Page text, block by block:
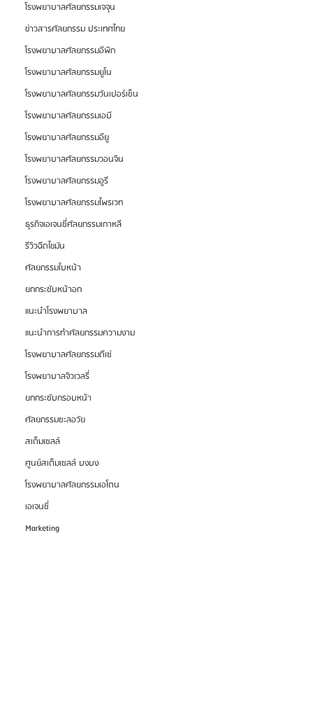
โรงพยาบาลศัลยกรรมเจจุน
ข่าวสารศัลยกรรม ประเทศไทย
โรงพยาบาลศัลยกรรมอีพิก
โรงพยาบาลศัลยกรรมยูโน
โรงพยาบาลศัลยกรรมวันเปอร์เซ็น
โรงพยาบาลศัลยกรรมเอบี
โรงพยาบาลศัลยกรรมอียู
โรงพยาบาลศัลยกรรมวอนจิน
โรงพยาบาลศัลยกรรมอูรี
โรงพยาบาลศัลยกรรมไพรเวท
ธุรกิจเอเจนซี่ศัลยกรรมเกาหลี
รีวิวฉีดไขมัน
ศัลยกรรมใบหน้า
ยกกระชับหน้าอก
แนะนำโรงพยาบาล
แนะนำการทำศัลยกรรมความงาม
โรงพยาบาลศัลยกรรมดีเซ่
โรงพยาบาลจิวเวลรี่
ยกกระชับกรอบหน้า
ศัลยกรรมชะลอวัย
สเต็มเซลล์
ศูนย์สเต็มเซลล์ บงบง
โรงพยาบาลศัลยกรรมเอโตน
เอเจนซี่
Marketing